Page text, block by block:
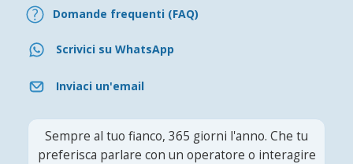
Domande frequenti (FAQ)
Scrivici su WhatsApp
Inviaci un'email
Sempre al tuo fianco, 365 giorni l'anno. Che tu
preferisca parlare con un operatore o interagire